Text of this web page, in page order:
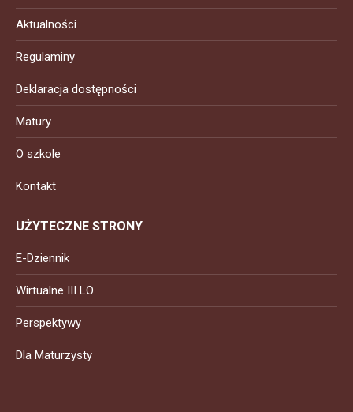
Aktualności
Regulaminy
Deklaracja dostępności
Matury
O szkole
Kontakt
UŻYTECZNE STRONY
E-Dziennik
Wirtualne III LO
Perspektywy
Dla Maturzysty